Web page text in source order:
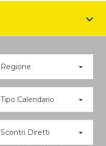
Regione
Tipo Calendario
Scontri Diretti